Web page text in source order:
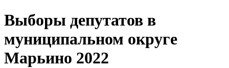
Выборы депутатов в
муниципальном округе
Марьино 2022